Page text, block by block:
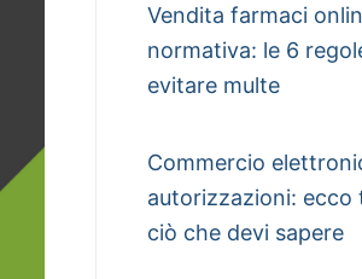
Vendita farmaci
normativa: le 6
evitare multe
Commercio
autorizzazioni: ecco
ciò che devi sapere